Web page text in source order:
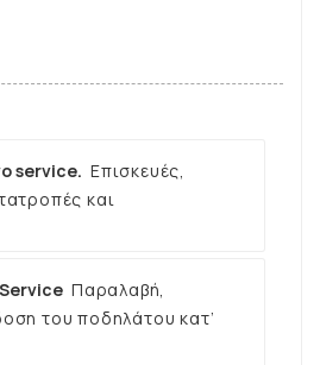
service. Επισκευές,
και
Παραλαβή,
του ποδηλάτου κατ’